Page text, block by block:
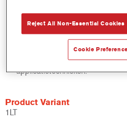
Maakt deel uit van een
bindmiddelsysteem.
Uitgebreide
Flexibel - kan gebruikt worden
klimaatomstandigheden en met
applicatietechnieken.
Product Variant
1LT
Reject All Non-Essential Cookies
Cookie